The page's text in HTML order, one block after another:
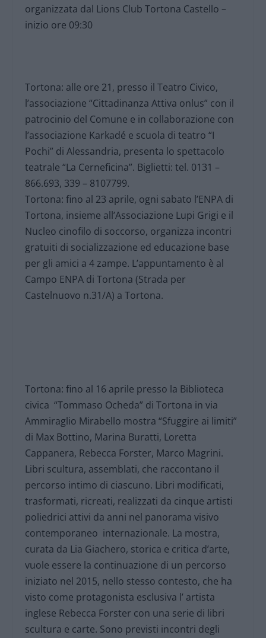
organizzata dal Lions Club Tortona Castello –
inizio ore 09:30
Tortona: alle ore 21, presso il Teatro Civico,
l’associazione “Cittadinanza Attiva onlus” con il
patrocinio del Comune e in collaborazione con
l’associazione Karkadé e scuola di teatro “I
Pochi” di Alessandria, presenta lo spettacolo
teatrale “La Cerneficina”. Biglietti: tel. 0131 –
866.693, 339 – 8107799.
Tortona: fino al 23 aprile, ogni sabato l’ENPA di
Tortona, insieme all’Associazione Lupi Grigi e il
Nucleo cinofilo di soccorso, organizza incontri
gratuiti di socializzazione ed educazione base
per gli amici a 4 zampe. L’appuntamento è al
Campo ENPA di Tortona (Strada per
Castelnuovo n.31/A) a Tortona.
Tortona: fino al 16 aprile presso la Biblioteca
civica “Tommaso Ocheda” di Tortona in via
Ammiraglio Mirabello mostra “Sfuggire ai limiti”
di Max Bottino, Marina Buratti, Loretta
Cappanera, Rebecca Forster, Marco Magrini.
Libri scultura, assemblati, che raccontano il
percorso intimo di ciascuno. Libri modificati,
trasformati, ricreati, realizzati da cinque artisti
poliedrici attivi da anni nel panorama visivo
contemporaneo internazionale. La mostra,
curata da Lia Giachero, storica e critica d’arte,
vuole essere la continuazione di un percorso
iniziato nel 2015, nello stesso contesto, che ha
visto come protagonista esclusiva l’ artista
inglese Rebecca Forster con una serie di libri
scultura e carte. Sono previsti incontri degli